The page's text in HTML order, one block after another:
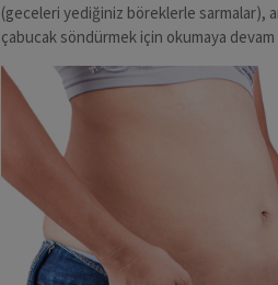
(geceleri yediğiniz böreklerle sarmalar),
çabucak söndürmek için okumaya devam